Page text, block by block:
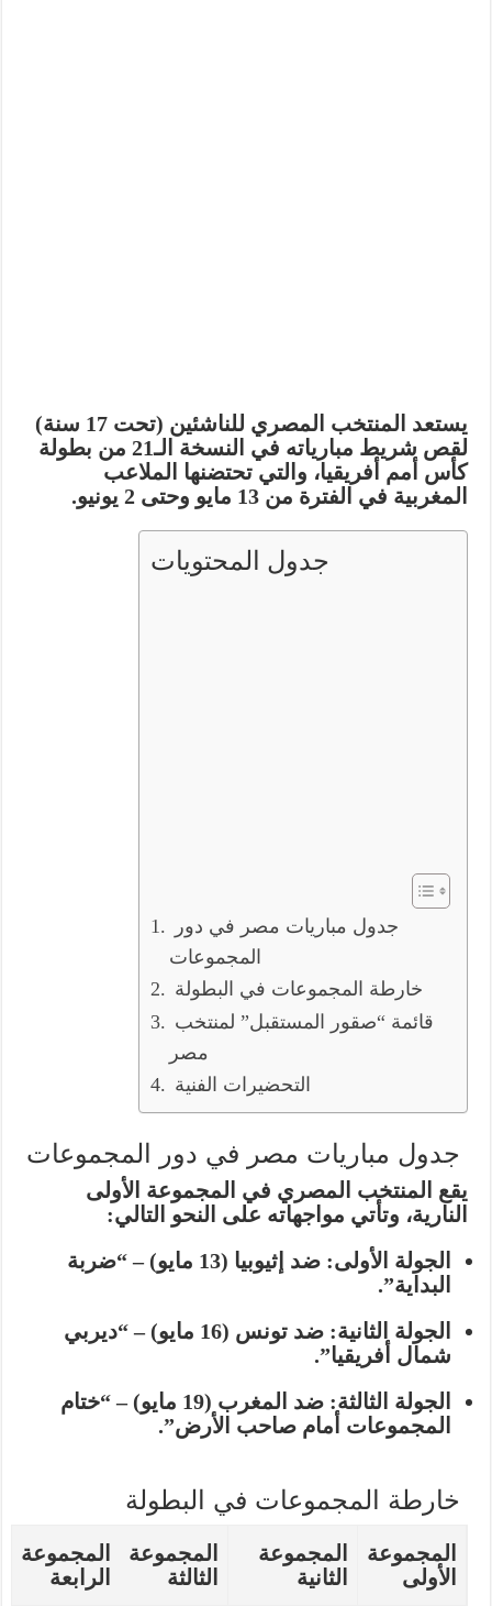
يستعد المنتخب المصري للناشئين (تحت 17 سنة)
لقص شريط مبارياته في النسخة الـ21 من بطولة
كأس أمم أفريقيا، والتي تحتضنها الملاعب
المغربية في الفترة من13 مايو وحتى 2 يونيو .
جدول المحتويات
المجموعات
خارطة المجموعات في البطولة
مصر
التحضيرات الفنية
جدول مباريات مصر في دور المجموعات
يقع المنتخب المصري في المجموعة الأولى
النارية، وتأتي مواجهاته على النحو التالي:
الجولة الأولى:
ضد إثيوبيا (13 مايو) – “ضربة
البداية”.
الجولة الثانية:
ضد تونس (16 مايو) – “ديربي
شمال أفريقيا”.
الجولة الثالثة:
ضد المغرب (19 مايو) – “ختام
المجموعات أمام صاحب الأرض”.
خارطة المجموعات في البطولة
المجموعة
الأولى
المجموعة
الثانية
المجموعة
الثالثة
المجموعة
الرابعة